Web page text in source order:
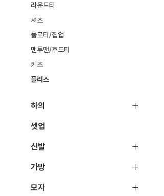
라운드티
셔츠
폴로티/집업
맨투맨/후드티
키즈
플리스
하의
셋업
신발
가방
모자